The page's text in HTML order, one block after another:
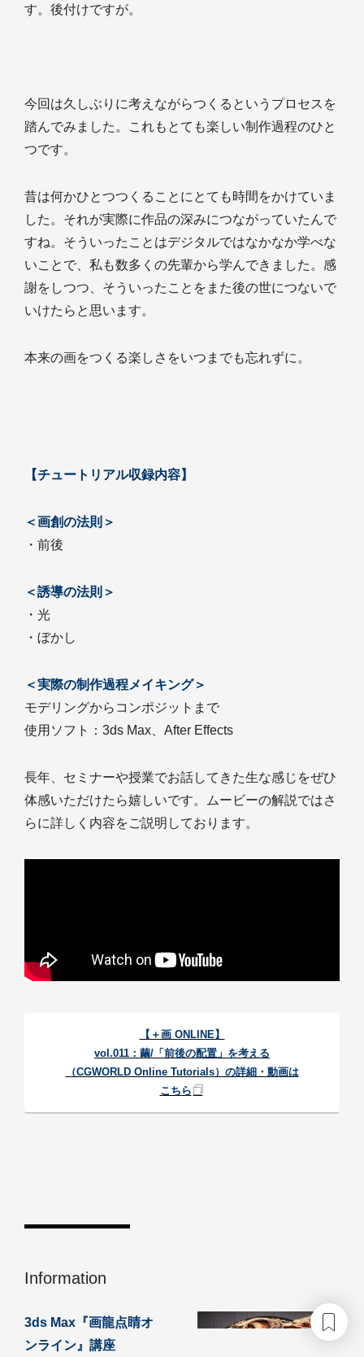
す。後付けですが。
今回は久しぶりに考えながらつくるというプロセスを
踏んでみました。これもとても楽しい制作過程のひと
つです。
昔は何かひとつつくることにとても時間をかけていま
した。それが実際に作品の深みにつながっていたんで
すね。そういったことはデジタルではなかなか学べな
いことで、私も数多くの先輩から学んできました。感
謝をしつつ、そういったことをまた後の世につないで
いけたらと思います。
本来の画をつくる楽しさをいつまでも忘れずに。
【チュートリアル収録内容】
＜画創の法則＞
・前後
＜誘導の法則＞
・光
・ぼかし
＜実際の制作過程メイキング＞
モデリングからコンポジットまで
使用ソフト：3ds Max、After Effects
長年、セミナーや授業でお話してきた生な感じをぜひ
体感いただけたら嬉しいです。ムービーの解説ではさ
らに詳しく内容をご説明しております。
【＋画 ONLINE】
vol.011：繭/「前後の配置」を考える
（CGWORLD Online Tutorials）の詳細・動画は
こちら
Information
3ds Max『画龍点睛オ
ンライン』講座